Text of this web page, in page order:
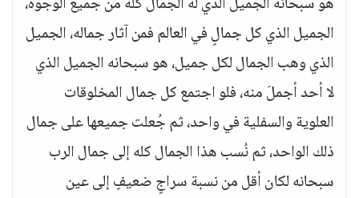
الجميل الذي كل جمالٍ في العالم فمن آثار جماله، الجميل
الذي وهب الجمال لكل جميل، هو سبحانه الجميل الذي
لا أحد أجملَ منه، فلو اجتمع كل جمال المخلوقات
العلوية والسفلية في واحد، ثم جُعلت جميعها على جمال
ذلك الواحد، ثم نُسب هذا الجمال كله إلى جمال الرب
سبحانه لكان أقل من نسبة سراجٍ ضعيفٍ إلى عين